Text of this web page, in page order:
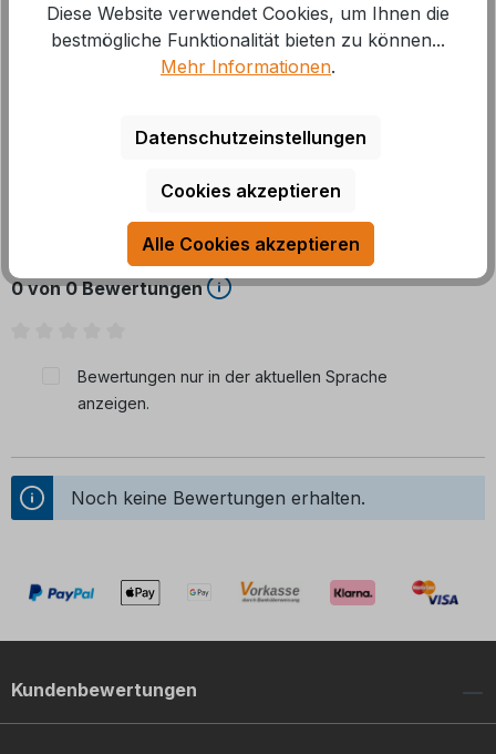
Das Zusatzkit zum Höhenausgleich ist für ein
Rahmen-Maß kleiner 193 mm und größer 147 mm zu
verwenden. Es enthält 2 DistanzpMehr
Bewertungen
0 von 0 Bewertungen
Bewertungen nur in der aktuellen Sprache
anzeigen.
Noch keine Bewertungen erhalten.
Kundenbewertungen
Diese Website verwendet Cookies, um Ihnen die
bestmögliche Funktionalität bieten zu können...
Mehr Informationen.
Datenschutzeinstellungen
Cookies akzeptieren
Alle Cookies akzeptieren